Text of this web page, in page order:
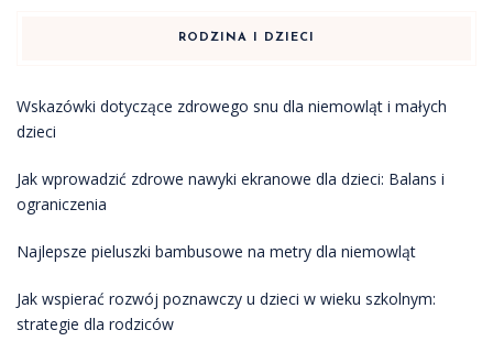
RODZINA I DZIECI
Wskazówki dotyczące zdrowego snu dla niemowląt i małych
dzieci
Jak wprowadzić zdrowe nawyki ekranowe dla dzieci: Balans i
ograniczenia
Najlepsze pieluszki bambusowe na metry dla niemowląt
Jak wspierać rozwój poznawczy u dzieci w wieku szkolnym:
strategie dla rodziców